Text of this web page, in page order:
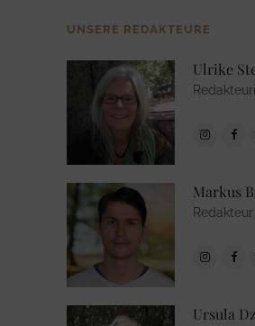
UNSERE REDAKTEURE
Ulrike
Markus
Redakteur
Ursula